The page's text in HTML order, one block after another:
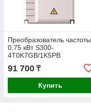
Преобразователь частоты
0.75 кВт S300-
4T0K7GB/1K5PB
91 700 ₸
Купить